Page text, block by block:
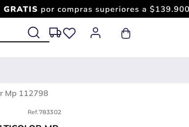
Mp 112798
Ref.783302